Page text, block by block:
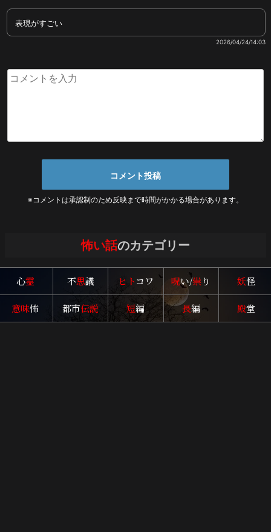
表現がすごい
2026/04/24/14:03
※コメントは承認制のため反映まで時間がかかる場合があります。
怖い話のカテゴリー
心霊 不思議 ヒトコワ 呪い/祟り 妖怪
意味怖 都市伝説 短編 長編 殿堂